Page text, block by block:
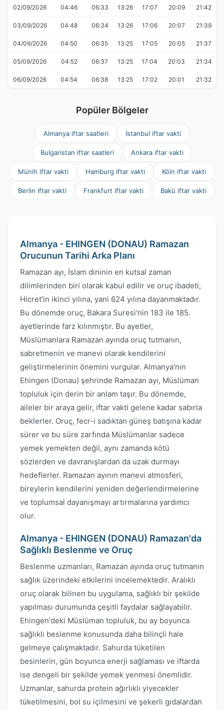
02/09/2026 04:46 06:33 13:26 17:07 20:09 21:42
03/09/2026 04:48 06:34 13:26 17:06 20:07 21:39
04/09/2026 04:50 06:35 13:25 17:05 20:05 21:37
05/09/2026 04:52 06:37 13:25 17:04 20:03 21:34
06/09/2026 04:54 06:38 13:25 17:02 20:01 21:32
Popüler Bölgeler
Almanya iftar saatleri İstanbul iftar vakti
Bulgaristan iftar saatleri Ankara iftar vakti
Münih iftar vakti Hamburg iftar vakti Köln iftar vakti
Berlin iftar vakti Frankfurt iftar vakti Bakü iftar vakti
Almanya - EHINGEN (DONAU) Ramazan
Orucunun Tarihi Arka Planı
Ramazan ayı, İslam dininin en kutsal zaman
dilimlerinden biri olarak kabul edilir ve oruç ibadeti,
Hicret'in ikinci yılına, yani 624 yılına dayanmaktadır.
Bu dönemde oruç, Bakara Suresi'nin 183 ile 185.
ayetlerinde farz kılınmıştır. Bu ayetler,
Müslümanlara Ramazan ayında oruç tutmanın,
sabretmenin ve manevi olarak kendilerini
geliştirmelerinin önemini vurgular. Almanya'nın
Ehingen (Donau) şehrinde Ramazan ayı, Müslüman
topluluk için derin bir anlam taşır. Bu dönemde,
aileler bir araya gelir, iftar vakti gelene kadar sabırla
beklerler. Oruç, fecr-i sadıktan güneş batışına kadar
sürer ve bu süre zarfında Müslümanlar sadece
yemek yemekten değil, aynı zamanda kötü
sözlerden ve davranışlardan da uzak durmayı
hedeflerler. Ramazan ayının manevi atmosferi,
bireylerin kendilerini yeniden değerlendirmelerine
ve toplumsal dayanışmayı artırmalarına yardımcı
olur.
Almanya - EHINGEN (DONAU) Ramazan'da
Sağlıklı Beslenme ve Oruç
Beslenme uzmanları, Ramazan ayında oruç tutmanın
sağlık üzerindeki etkilerini incelemektedir. Aralıklı
oruç olarak bilinen bu uygulama, sağlıklı bir şekilde
yapılması durumunda çeşitli faydalar sağlayabilir.
Ehingen'deki Müslüman topluluk, bu ay boyunca
sağlıklı beslenme konusunda daha bilinçli hale
gelmeye çalışmaktadır. Sahurda tüketilen
besinlerin, gün boyunca enerji sağlaması ve iftarda
ise dengeli bir şekilde yemek yenmesi önemlidir.
Uzmanlar, sahurda protein ağırlıklı yiyecekler
tüketilmesini, bol su içilmesini ve şekerli gıdalardan